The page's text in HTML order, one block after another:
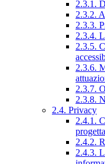
2.3.1.
2.3.2.
2.3.3.
2.3.4.
2.3.5.
2.3.6.
2.3.7.
2.3.8.
2.4. Privacy
2.4.1.
2.4.2.
2.4.3.